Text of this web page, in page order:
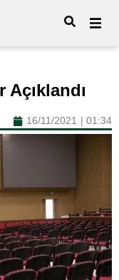
Açıklandı
16/11/2021 | 01:34